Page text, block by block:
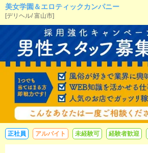
美女学園＆エロティックカンパニー
[デリヘル/富山市]
正社員 アルバイト 未経験可 経験者歓迎